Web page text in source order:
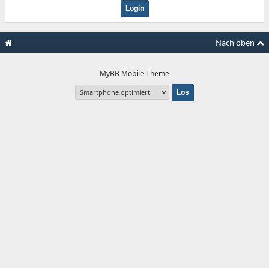
Nach oben
MyBB Mobile Theme